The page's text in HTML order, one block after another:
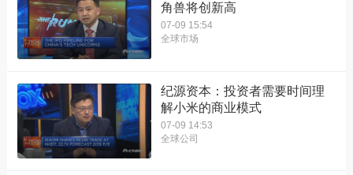
角兽将创新高
07-09 15:54
全球市场
纪源资本：投资者需要时间理
解小米的商业模式
07-09 14:53
全球公司